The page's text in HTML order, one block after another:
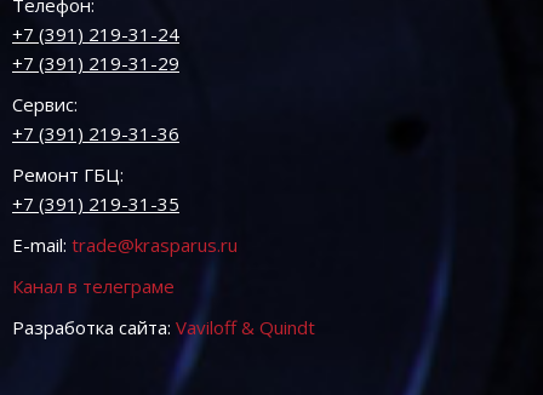
Телефон:
+7 (391) 219-31-24
+7 (391) 219-31-29
Сервис:
+7 (391) 219-31-36
Ремонт ГБЦ:
+7 (391) 219-31-35
E-mail: trade@krasparus.ru
Канал в телеграме
Разработка сайта: Vaviloff & Quindt